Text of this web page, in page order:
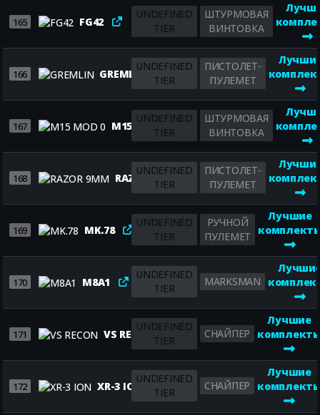
165 FG42
UNDEFINED
TIER
ШТУРМОВАЯ
ВИНТОВКА
166 GREMLIN
UNDEFINED
TIER
ПИСТОЛЕТ-
ПУЛЕМЕТ
167 M15 MOD 0
UNDEFINED
TIER
ШТУРМОВАЯ
ВИНТОВКА
168 RAZOR 9MM
UNDEFINED
TIER
ПИСТОЛЕТ-
ПУЛЕМЕТ
169 MK.78
UNDEFINED
TIER
РУЧНОЙ
ПУЛЕМЕТ
Лучшие
170 M8A1
UNDEFINED
TIER
MARKSMAN
171 VS RECON
UNDEFINED
TIER
СНАЙПЕР
Лучшие
172 XR-3 ION
UNDEFINED
TIER
СНАЙПЕР
Лучшие